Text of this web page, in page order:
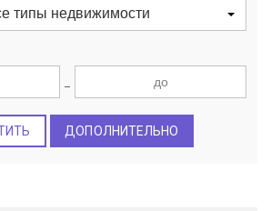
типы недвижимости
ДОПОЛНИТЕЛЬНО